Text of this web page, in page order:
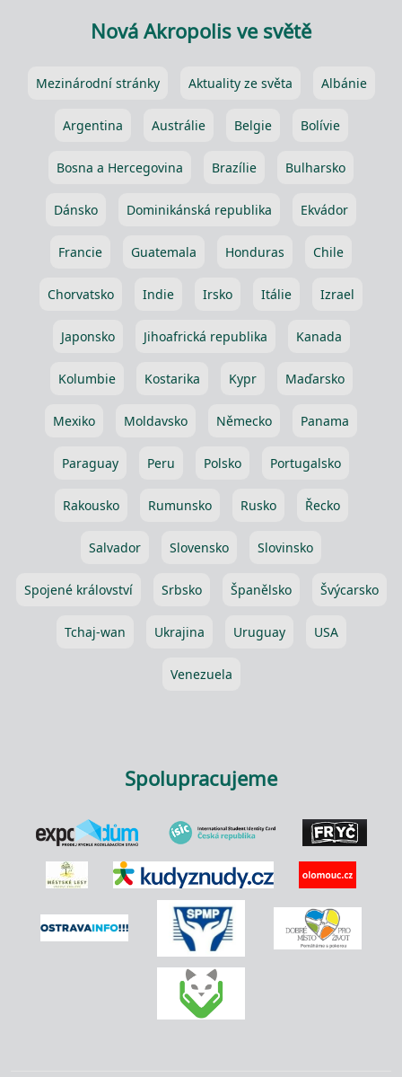
Nová Akropolis ve světě
Mezinárodní stránky Aktuality ze světa Albánie
Argentina Austrálie Belgie Bolívie
Bosna a Hercegovina Brazílie Bulharsko
Dánsko Dominikánská republika Ekvádor
Francie Guatemala Honduras Chile
Chorvatsko Indie Irsko Itálie Izrael
Japonsko Jihoafrická republika Kanada
Kolumbie Kostarika Kypr Maďarsko
Mexiko Moldavsko Německo Panama
Paraguay Peru Polsko Portugalsko
Rakousko Rumunsko Rusko Řecko
Salvador Slovensko Slovinsko
Spojené království Srbsko Španělsko Švýcarsko
Tchaj-wan Ukrajina Uruguay USA
Venezuela
Spolupracujeme